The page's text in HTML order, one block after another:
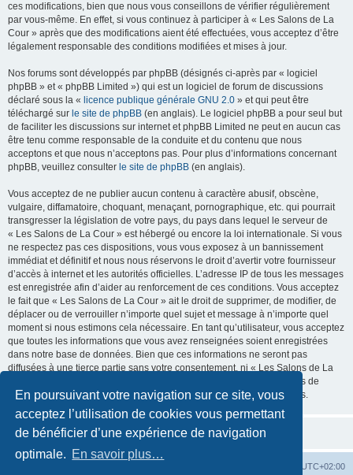
En poursuivant votre navigation sur ce site, vous
acceptez l’utilisation de cookies vous permettant
de bénéficier d’une expérience de navigation
optimale. En savoir plus…
ces modifications, bien que nous vous conseillons de vérifier régulièrement
par vous-même. En effet, si vous continuez à participer à « Les Salons de La
Cour » après que des modifications aient été effectuées, vous acceptez d’être
légalement responsable des conditions modifiées et mises à jour.
Nos forums sont développés par phpBB (désignés ci-après par « logiciel
phpBB » et « phpBB Limited ») qui est un logiciel de forum de discussions
déclaré sous la « licence publique générale GNU 2.0 » et qui peut être
téléchargé sur le site de phpBB (en anglais). Le logiciel phpBB a pour seul but
de faciliter les discussions sur internet et phpBB Limited ne peut en aucun cas
être tenu comme responsable de la conduite et du contenu que nous
acceptons et que nous n’acceptons pas. Pour plus d’informations concernant
phpBB, veuillez consulter le site de phpBB (en anglais).
Vous acceptez de ne publier aucun contenu à caractère abusif, obscène,
vulgaire, diffamatoire, choquant, menaçant, pornographique, etc. qui pourrait
transgresser la législation de votre pays, du pays dans lequel le serveur de
« Les Salons de La Cour » est hébergé ou encore la loi internationale. Si vous
ne respectez pas ces dispositions, vous vous exposez à un bannissement
immédiat et définitif et nous nous réservons le droit d’avertir votre fournisseur
d’accès à internet et les autorités officielles. L’adresse IP de tous les messages
est enregistrée afin d’aider au renforcement de ces conditions. Vous acceptez
le fait que « Les Salons de La Cour » ait le droit de supprimer, de modifier, de
déplacer ou de verrouiller n’importe quel sujet et message à n’importe quel
moment si nous estimons cela nécessaire. En tant qu’utilisateur, vous acceptez
que toutes les informations que vous avez renseignées soient enregistrées
dans notre base de données. Bien que ces informations ne seront pas
diffusées à une tierce partie sans votre consentement, ni « Les Salons de La
Cour », ni phpBB, ne pourront être tenus comme responsables en cas de
tentative de piratage informatique visant à compromettre vos données.
UTC+02:00